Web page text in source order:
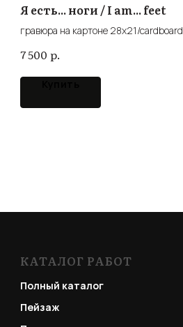
Я есть... ноги / I am... feet
гравюра на картоне 28x21/cardboard
7 500 р.
КАТАЛОГ РАБОТ
Полный каталог
Пейзаж